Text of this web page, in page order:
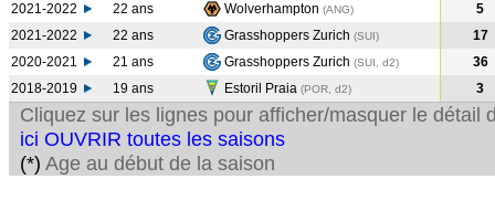
2021-2022
22 ans Wolverhampton (ANG)
5
2021-2022
22 ans Grasshoppers Zurich (SUI)
17
2020-2021
21 ans Grasshoppers Zurich (SUI, d2)
36
2018-2019
19 ans Estoril Praia (POR, d2) 3
Cliquez sur les lignes pour afficher/masquer le détail
ici OUVRIR toutes les saisons
(*) Age au début de la saison